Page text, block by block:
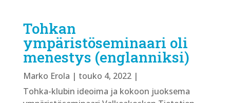
Tohkan
ympäristöseminaari oli
menestys (englanniksi)
Marko Erola | touko 4, 2022|
Tohka-klubin ideoima ja kokoon juoksema